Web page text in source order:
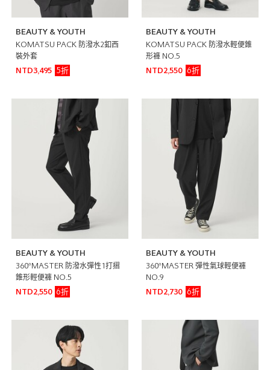
BEAUTY & YOUTH
KOMATSU PACK 防潑水2釦西
裝外套
NTD3,495
5折
BEAUTY & YOUTH
KOMATSU PACK 防潑水輕便錐
形褲 NO.5
NTD2,550
6折
BEAUTY & YOUTH
360°MASTER 防潑水彈性1打摺
錐形輕便褲 NO.5
NTD2,550
6折
BEAUTY & YOUTH
360°MASTER 彈性氣球輕便褲
NO.9
NTD2,730
6折